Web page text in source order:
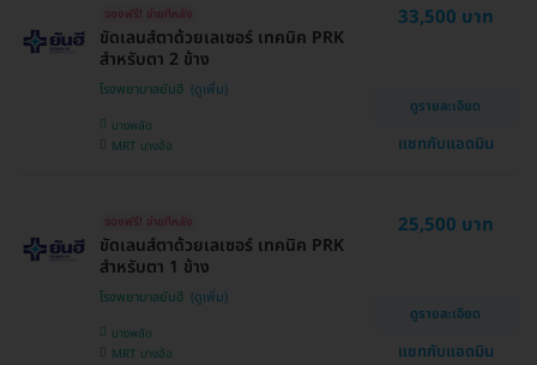
จองฟรี! จ่ายทีหลัง
ขัดเลนส์ตาด้วยเลเซอร์ เทคนิค PRK
สำหรับตา 2 ข้าง
โรงพยาบาลยันฮี
บางพลัด
MRT บางอ้อ
33,500 บาท
ดูรายละเอียด
แชทกับแอดมิน
จองฟรี! จ่ายทีหลัง
ขัดเลนส์ตาด้วยเลเซอร์ เทคนิค PRK
สำหรับตา 1 ข้าง
โรงพยาบาลยันฮี
บางพลัด
MRT บางอ้อ
25,500 บาท
ดูรายละเอียด
แชทกับแอดมิน